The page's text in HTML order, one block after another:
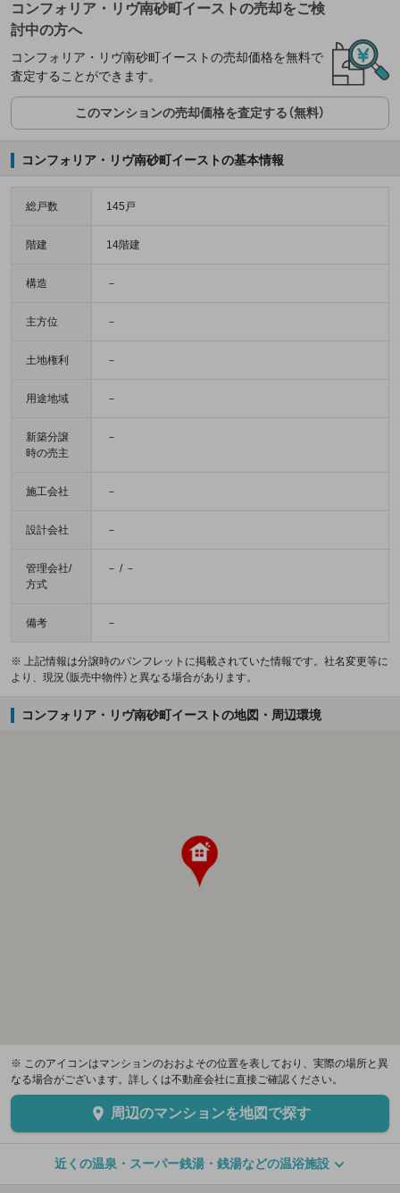
コンフォリア・リヴ南砂町イーストの売却をご検
討中の方へ
コンフォリア・リヴ南砂町イーストの売却価格を無料で
査定することができます。
このマンションの売却価格を査定する（無料）
コンフォリア・リヴ南砂町イーストの基本情報
総戸数 145戸
階建 14階建
構造 －
主方位 －
土地権利 －
用途地域 －
新築分譲
時の売主
－
施工会社 －
設計会社 －
管理会社/
方式
－ / －
備考 －
※ 上記情報は分譲時のパンフレットに掲載されていた情報です。社名変更等に
より、現況（販売中物件）と異なる場合があります。
コンフォリア・リヴ南砂町イーストの地図・周辺環境
※ このアイコンはマンションのおおよその位置を表しており、実際の場所と異
なる場合がございます。詳しくは不動産会社に直接ご確認ください。
周辺のマンションを地図で探す
近くの温泉・スーパー銭湯・銭湯などの温浴施設